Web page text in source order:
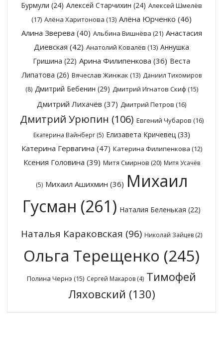
Бурмули (24) Алексей Старчихин (24) Алексей Шмелёв
(17) Алёна Харитонова (13) Алёна Юрченко (46)
Алина Зверева (40) Альбина Вишнёва (21) Анастасия
Диевская (42) Анатолий Ковалёв (13) Аннушка
Гришина (22) Арина Филипенкова (36) Веста
Липатова (26) Вячеслав Жинжак (13) Даниил Тихомиров
(8) Дмитрий Бебенин (29) Дмитрий Игнатов Скиф (15)
Дмитрий Лихачёв (37) Дмитрий Петров (16)
Дмитрий Урюпин (106) Евгений Чубаров (16)
Екатерина Вайнберг(5) Елизавета Кричевец(33)
Катерина Гервагина (47) Катерина Филипенкова (12)
Ксения Головина (39) Митя Смирнов (20) Митя Усачёв
(5) Михаил Ашихмин (36) Михаил
Гусман (261) Наталия Беленькая (22)
Наталья Караковская (96) Николай Зайцев (2)
Ольга Терещенко (245)
Полина Чернэ (15) Сергей Макаров (4) Тимофей
Ляховский (130)